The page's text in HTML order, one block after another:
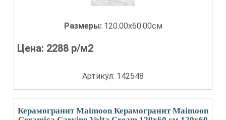
Размеры: 120.00x60.00см
Цена: 2288 р/м2
Артикул: 142548
Керамогранит Maimoon Керамогранит Maimoon